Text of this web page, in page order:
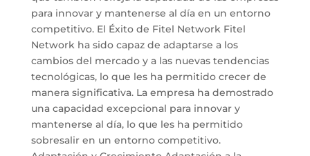
para innovar y mantenerse al día en un entorno
competitivo. El Éxito de Fitel Network Fitel
Network ha sido capaz de adaptarse a los
cambios del mercado y a las nuevas tendencias
tecnológicas, lo que les ha permitido crecer de
manera significativa. La empresa ha demostrado
una capacidad excepcional para innovar y
mantenerse al día, lo que les ha permitido
sobresalir en un entorno competitivo.